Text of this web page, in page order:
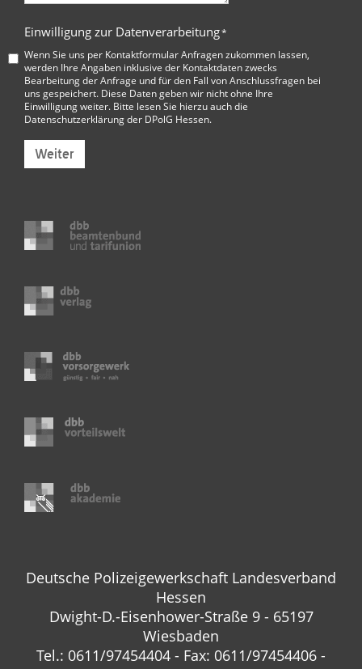
Einwilligung zur Datenverarbeitung*
Wenn Sie uns per Kontaktformular Anfragen zukommen lassen,
werden Ihre Angaben inklusive der Kontaktdaten zwecks
Bearbeitung der Anfrage und für den Fall von Anschlussfragen bei
uns gespeichert. Diese Daten geben wir nicht ohne Ihre
Einwilligung weiter. Bitte lesen Sie hierzu auch die
Datenschutzerklärung der DPolG Hessen.
Weiter
Deutsche Polizeigewerkschaft Landesverband
Hessen
Dwight-D.-Eisenhower-Straße 9 - 65197
Wiesbaden
Tel.: 0611/97454404 - Fax: 0611/97454406 -